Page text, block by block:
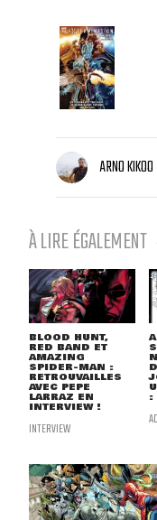
ARNO KIKOO
À LIRE ÉGALEMENT
BLOOD HUNT,
RED BAND ET
AMAZING
SPIDER-MAN :
RETROUVAILLES
AVEC PEPE
LARRAZ EN
INTERVIEW !
INTERVIEW
: